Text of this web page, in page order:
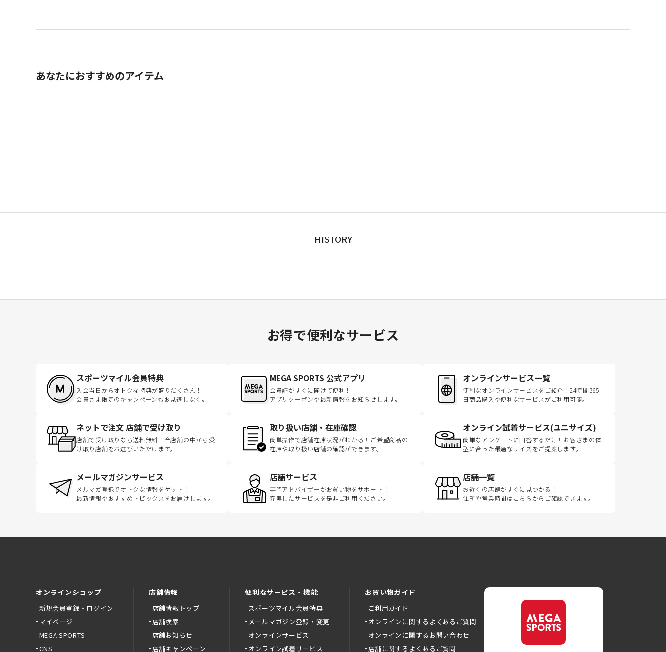
あなたにおすすめのアイテム
HISTORY
お得で便利なサービス
スポーツマイル会員特典
入会当日からオトクな特典が盛りだくさん！
会員さま限定のキャンペーンもお見逃しなく。
MEGA SPORTS 公式アプリ
会員証がすぐに開けて便利！
アプリクーポンや最新情報をお知らせします。
オンラインサービス一覧
便利なオンラインサービスをご紹介！24時間365
日商品購入や便利なサービスがご利用可能。
ネットで注文 店舗で受け取り
店舗で受け取りなら送料無料！全店舗の中から受
け取り店舗をお選びいただけます。
取り扱い店舗・在庫確認
簡単操作で店舗在庫状況がわかる！ご希望商品の
在庫や取り扱い店舗の確認ができます。
オンライン試着サービス(ユニサイズ)
簡単なアンケートに回答するだけ！お客さまの体
型に合った最適なサイズをご提案します。
メールマガジンサービス
メルマガ登録でオトクな情報をゲット！
最新情報やおすすめトピックスをお届けします。
店舗サービス
専門アドバイザーがお買い物をサポート！
充実したサービスを是非ご利用ください。
店舗一覧
お近くの店舗がすぐに見つかる！
住所や営業時間はこちらからご確認できます。
オンラインショップ
新規会員登録・ログイン
マイページ
MEGA SPORTS
CNS
店舗情報
店舗情報トップ
店舗検索
店舗お知らせ
店舗キャンペーン
便利なサービス・機能
スポーツマイル会員特典
メールマガジン登録・変更
オンラインサービス
オンライン試着サービス
お買い物ガイド
ご利用ガイド
オンラインに関するよくあるご質問
オンラインに関するお問い合わせ
店舗に関するよくあるご質問